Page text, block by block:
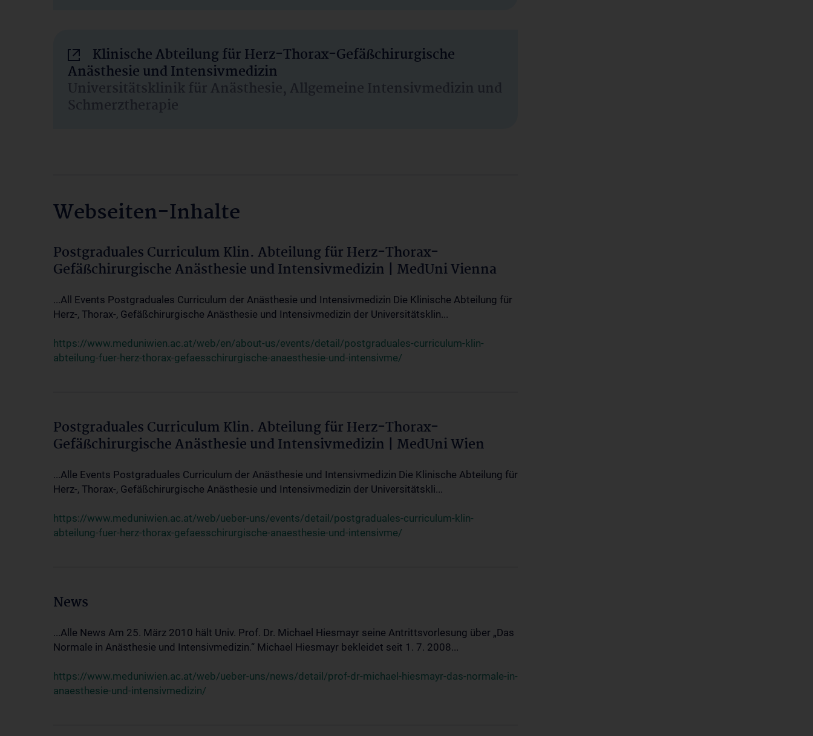
Klinische Abteilung für Herz-Thorax-Gefäßchirurgische
Anästhesie und Intensivmedizin
Universitätsklinik für Anästhesie, Allgemeine Intensivmedizin und
Schmerztherapie
Webseiten-Inhalte
Postgraduales Curriculum Klin. Abteilung für Herz-Thorax-
Gefäßchirurgische Anästhesie und Intensivmedizin | MedUni Vienna
...All Events Postgraduales Curriculum der Anästhesie und Intensivmedizin Die Klinische Abteilung für
Herz-, Thorax-, Gefäßchirurgische Anästhesie und Intensivmedizin der Universitätsklin...
https://www.meduniwien.ac.at/web/en/about-us/events/detail/postgraduales-curriculum-klin-
abteilung-fuer-herz-thorax-gefaesschirurgische-anaesthesie-und-intensivme/
Postgraduales Curriculum Klin. Abteilung für Herz-Thorax-
Gefäßchirurgische Anästhesie und Intensivmedizin | MedUni Wien
...Alle Events Postgraduales Curriculum der Anästhesie und Intensivmedizin Die Klinische Abteilung für
Herz-, Thorax-, Gefäßchirurgische Anästhesie und Intensivmedizin der Universitätskli...
https://www.meduniwien.ac.at/web/ueber-uns/events/detail/postgraduales-curriculum-klin-
abteilung-fuer-herz-thorax-gefaesschirurgische-anaesthesie-und-intensivme/
News
...Alle News Am 25. März 2010 hält Univ. Prof. Dr. Michael Hiesmayr seine Antrittsvorlesung über „Das
Normale in Anästhesie und Intensivmedizin.“ Michael Hiesmayr bekleidet seit 1. 7. 2008...
https://www.meduniwien.ac.at/web/ueber-uns/news/detail/prof-dr-michael-hiesmayr-das-normale-in-
anaesthesie-und-intensivmedizin/